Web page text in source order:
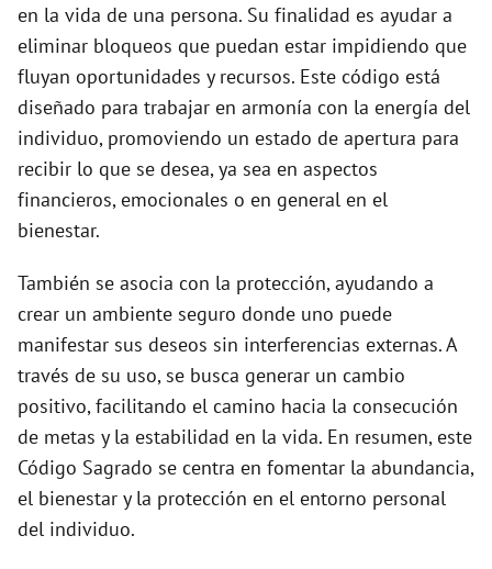
en la vida de una persona. Su finalidad es ayudar a
eliminar bloqueos que puedan estar impidiendo que
fluyan oportunidades y recursos. Este código está
diseñado para trabajar en armonía con la energía del
individuo, promoviendo un estado de apertura para
recibir lo que se desea, ya sea en aspectos
financieros, emocionales o en general en el
bienestar.
También se asocia con la protección, ayudando a
crear un ambiente seguro donde uno puede
manifestar sus deseos sin interferencias externas. A
través de su uso, se busca generar un cambio
positivo, facilitando el camino hacia la consecución
de metas y la estabilidad en la vida. En resumen, este
Código Sagrado se centra en fomentar la abundancia,
el bienestar y la protección en el entorno personal
del individuo.